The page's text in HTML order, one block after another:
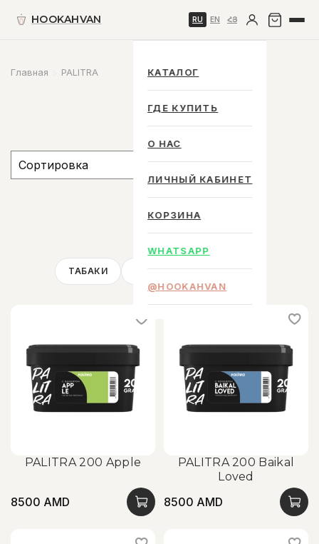
HOOKAHVAN RU EN ՀՅ
КАТАЛОГ
ГДЕ КУПИТЬ
О НАС
ЛИЧНЫЙ КАБИНЕТ
КОРЗИНА
WHATSAPP
@HOOKAHVAN
Главная PALITRA
ТАБАКИ УГЛИ АКСЕССУАРЫ
PALITRA 200 Apple
8500 AMD
PALITRA 200 Baikal
Loved
8500 AMD